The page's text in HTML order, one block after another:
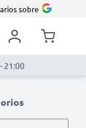
sobre
21:00